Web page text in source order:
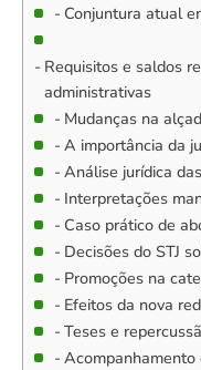
Conjuntura atual
Requisitos e saldos
administrativas
Mudanças na
A importância da
Análise jurídica
Interpretações
Caso prático de
Decisões do STJ
Promoções na
Efeitos da nova
Teses e
Acompanhamento